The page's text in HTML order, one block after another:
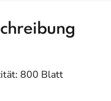
800 Blatt